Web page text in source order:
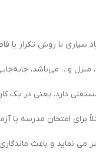
با روش تکرار با
منزل و… مي‌باشد،
دارد. يعني در يك
براي امتحان مدرسه يا
می نماید و باعث